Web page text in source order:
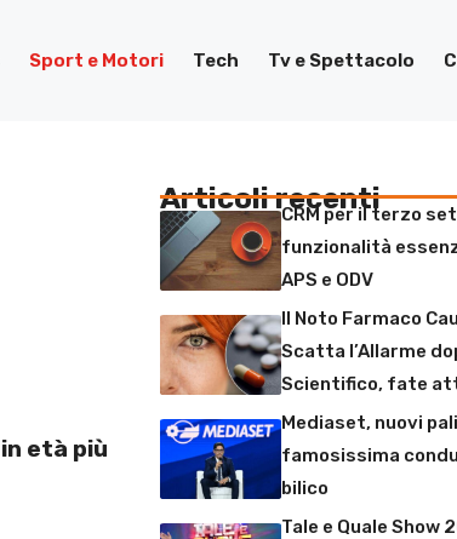
Sport e Motori Tech Tv e Spettacolo
età più
Articoli recenti
CRM per il terzo
funzionalità
APS e ODV
Il Noto Farmaco
Scatta l’Allarme
Scientifico, fate
Mediaset, nuovi
famosissima
bilico
Tale e Quale Show